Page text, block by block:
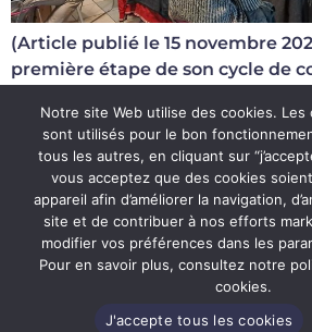
(Article publié le 15 novembre
première étape de son cycle de
sommité en matière de nutrition
Conditions
Politique de
Règlements d’ordre
Conditions générales
Notre site Web utilise des cookies. Les
sont utilisés pour le bon
tous les autres, en cliquant sur
vous acceptez que des cookies
appareil afin d’améliorer la navigation,
site et de contribuer à nos efforts
modifier vos préférences dans les
Pour en savoir plus, consultez notre
cookies.
J'accepte tous les cookies